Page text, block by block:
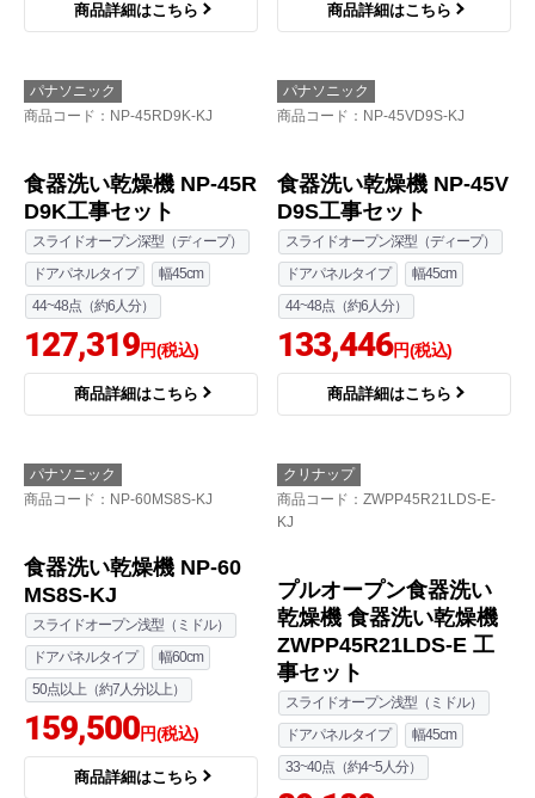
商品詳細はこちら 商品詳細はこちら
パナソニック
商品コード ：NP-45RD9K-KJ
食器洗い乾燥機 NP-45R
D9K工事セット
スライドオープン深型（ディープ）
ドアパネルタイプ
幅45cm
44~48点（約6人分）
127,319円(税込)
商品詳細はこちら
パナソニック
商品コード ：NP-45VD9S-KJ
食器洗い乾燥機 NP-45V
D9S工事セット
スライドオープン深型（ディープ）
ドアパネルタイプ
幅45cm
44~48点（約6人分）
133,446円(税込)
商品詳細はこちら
パナソニック
商品コード ：NP-60MS8S-KJ
食器洗い乾燥機 NP-60
MS8S-KJ
スライドオープン浅型（ミドル）
ドアパネルタイプ
幅60cm
50点以上（約7人分以上）
159,500円(税込)
商品詳細はこちら
クリナップ
商品コード ：ZWPP45R21LDS-E-
KJ
プルオープン食器洗い
乾燥機 食器洗い乾燥機
ZWPP45R21LDS-E 工
事セット
スライドオープン浅型（ミドル）
ドアパネルタイプ
幅45cm
33~40点（約4~5人分）